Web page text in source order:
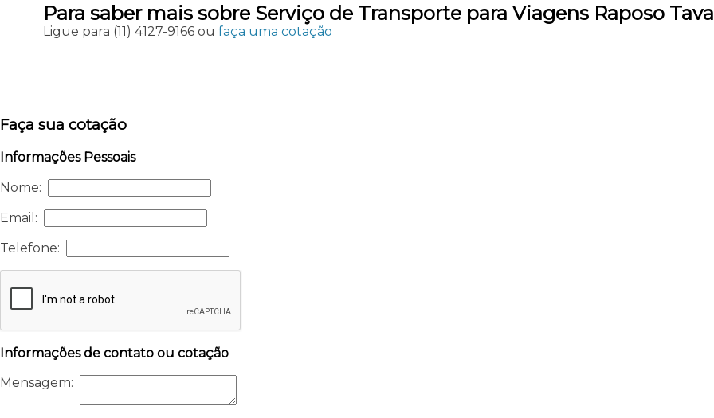
Para saber mais sobre Serviço de Transporte para Viagens Raposo
Ligue para (11) 4127-9166ou faça uma cotação
Faça sua cotação
Informações Pessoais
Nome:
Email:
Telefone:
Informações de contato ou cotação
Mensagem: